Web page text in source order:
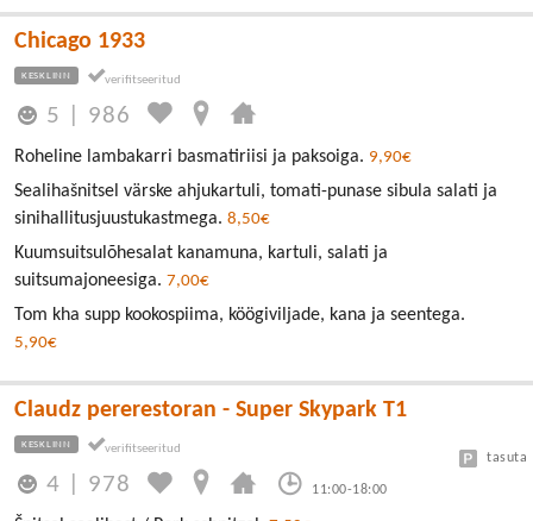
Chicago 1933
KESKLINN
5 986
Roheline lambakarri basmatiriisi ja paksoiga. 9,90€
Sealihašnitsel värske ahjukartuli, tomati-punase sibula salati ja
sinihallitusjuustukastmega. 8,50€
Kuumsuitsulõhesalat kanamuna, kartuli, salati ja
suitsumajoneesiga. 7,00€
Tom kha supp kookospiima, köögiviljade, kana ja seentega.
5,90€
Claudz pererestoran - Super Skypark T1
KESKLINN
4 978 11:00-18:00
tasuta